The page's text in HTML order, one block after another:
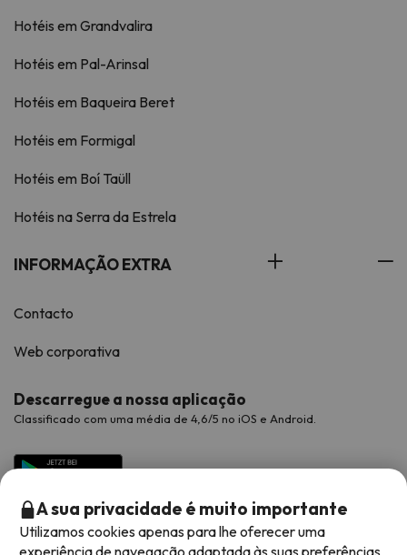
Hotéis em Grandvalira
Hotéis em Pal-Arinsal
Hotéis em Baqueira Beret
Hotéis em Formigal
Hotéis em Boí Taüll
Hotéis na Serra da Estrela
INFORMAÇÃO EXTRA
Contacto
Web corporativa
Descarregue a nossa aplicação
Classificado com uma média de 4,6/5 no iOS e Android.
A sua privacidade é muito importante
Utilizamos cookies apenas para lhe oferecer uma
experiência de navegação adaptada às suas preferências